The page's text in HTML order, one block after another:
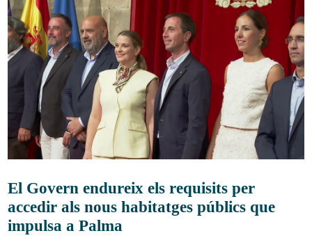
El Govern endureix els requisits per
accedir als nous habitatges públics que
impulsa a Palma